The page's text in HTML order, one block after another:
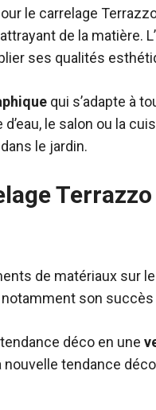
le carrelage
de la matière.
ses qualités
qui s’adapte à
le salon ou la
le jardin.
de matériaux sur
son
déco en une
nouvelle tendance